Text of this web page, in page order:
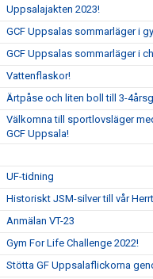
Uppsalajakten 2023!
GCF Uppsalas sommarläger i
GCF Uppsalas sommarläger i
Vattenflaskor!
Ärtpåse och liten boll till 3-
Välkomna till sportlovsläger
GCF Uppsala!
UF-tidning
Historiskt JSM-silver till vår
Anmälan VT-23
Gym For Life Challenge 2022!
Stötta GF Uppsalaflickorna